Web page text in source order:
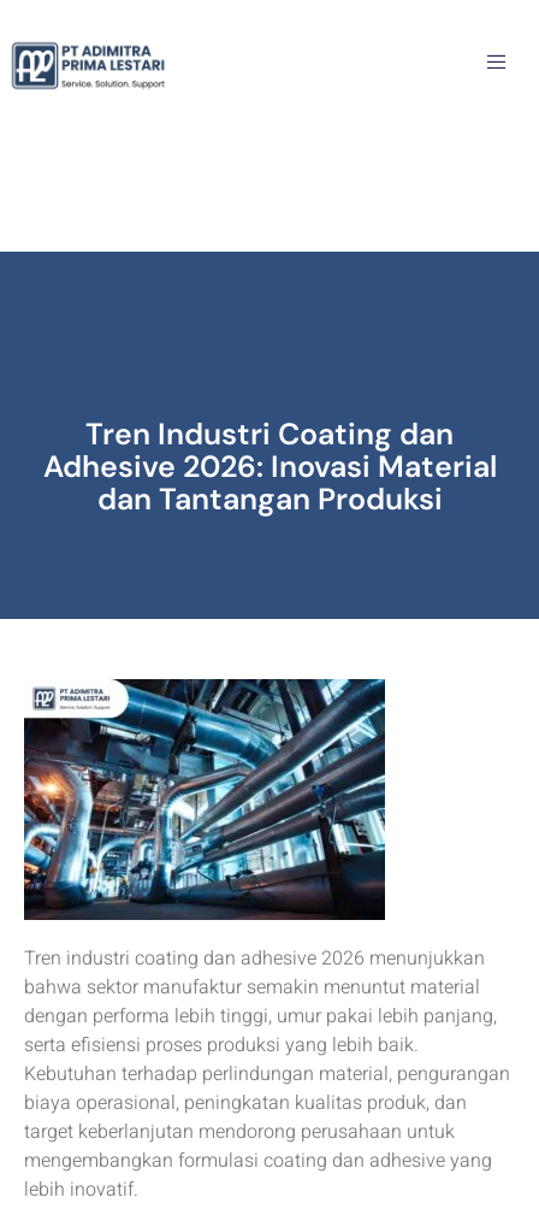
Tren Industri Coating dan
Adhesive 2026: Inovasi Material
dan Tantangan Produksi
Tren industri coating dan adhesive 2026 menunjukkan
bahwa sektor manufaktur semakin menuntut material
dengan performa lebih tinggi, umur pakai lebih panjang,
serta efisiensi proses produksi yang lebih baik.
Kebutuhan terhadap perlindungan material, pengurangan
biaya operasional, peningkatan kualitas produk, dan
target keberlanjutan mendorong perusahaan untuk
mengembangkan formulasi coating dan adhesive yang
lebih inovatif.